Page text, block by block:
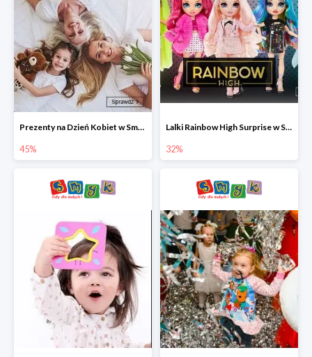
Prezenty na Dzień Kobiet w Smyku do -45%
45%
Lalki Rainbow High Surprise w Smyku do -35%
32%